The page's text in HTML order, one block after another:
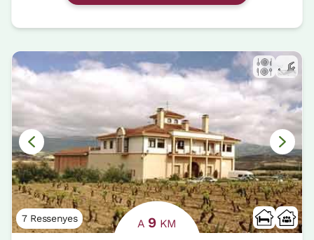
7 Ressenyes A 9 KM